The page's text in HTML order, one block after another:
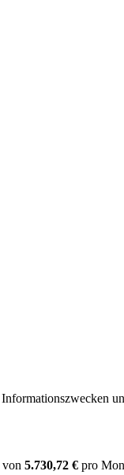
von 5.730,72 € pro